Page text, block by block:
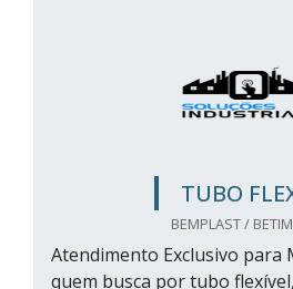
TUBO
BEMPLAST /
Atendimento Exclusivo para
quem busca por tubo